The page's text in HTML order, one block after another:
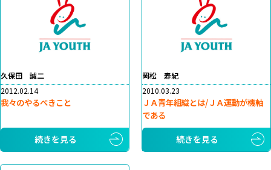
久保田 誠二
2012.02.14
我々のやるべきこと
続きを見る
岡松 寿紀
2010.03.23
ＪＡ青年組織とは/ＪＡ運動が機軸
である
続きを見る